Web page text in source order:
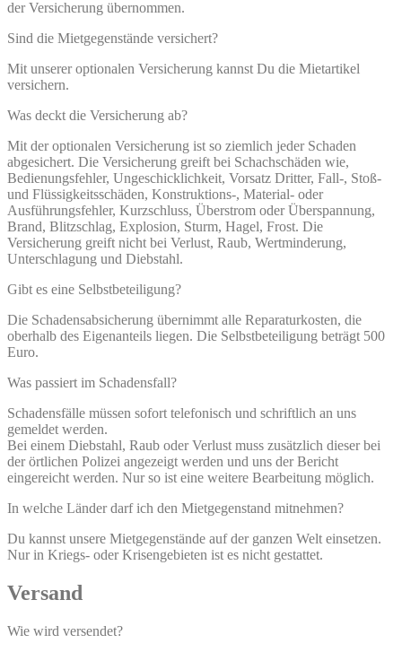
der Versicherung übernommen.
Sind die Mietgegenstände versichert?
Mit unserer optionalen Versicherung kannst Du die Mietartikel
versichern.
Was deckt die Versicherung ab?
Mit der optionalen Versicherung ist so ziemlich jeder Schaden
abgesichert. Die Versicherung greift bei Schachschäden wie,
Bedienungsfehler, Ungeschicklichkeit, Vorsatz Dritter, Fall-, Stoß-
und Flüssigkeitsschäden, Konstruktions-, Material- oder
Ausführungsfehler, Kurzschluss, Überstrom oder Überspannung,
Brand, Blitzschlag, Explosion, Sturm, Hagel, Frost. Die
Versicherung greift nicht bei Verlust, Raub, Wertminderung,
Unterschlagung und Diebstahl.
Gibt es eine Selbstbeteiligung?
Die Schadensabsicherung übernimmt alle Reparaturkosten, die
oberhalb des Eigenanteils liegen. Die Selbstbeteiligung beträgt 500
Euro.
Was passiert im Schadensfall?
Schadensfälle müssen sofort telefonisch und schriftlich an uns
gemeldet werden.
Bei einem Diebstahl, Raub oder Verlust muss zusätzlich dieser bei
der örtlichen Polizei angezeigt werden und uns der Bericht
eingereicht werden. Nur so ist eine weitere Bearbeitung möglich.
In welche Länder darf ich den Mietgegenstand mitnehmen?
Du kannst unsere Mietgegenstände auf der ganzen Welt einsetzen.
Nur in Kriegs- oder Krisengebieten ist es nicht gestattet.
Versand
Wie wird versendet?